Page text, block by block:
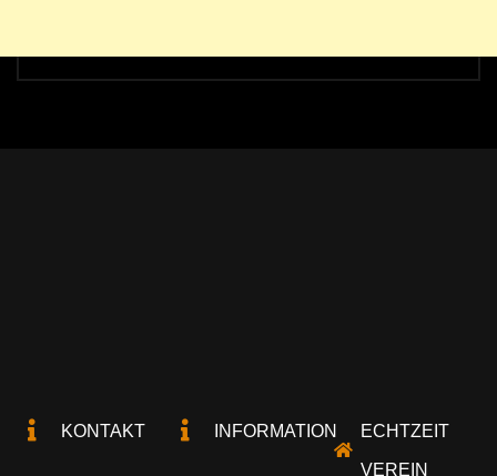
KONTAKT INFORMATION ECHTZEIT
VEREIN